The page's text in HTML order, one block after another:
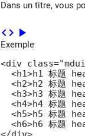
Dans un titre, vous
code play_arrow
Exemple
<div
<h1>h1 标题
<h2>h2 标题
<h3>h3 标题
<h4>h4 标题
<h5>h5 标题
<h6>h6 标题